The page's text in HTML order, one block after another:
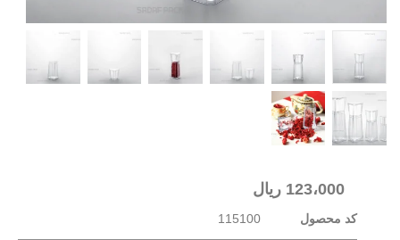
123،000 ریال
کد محصول 115100